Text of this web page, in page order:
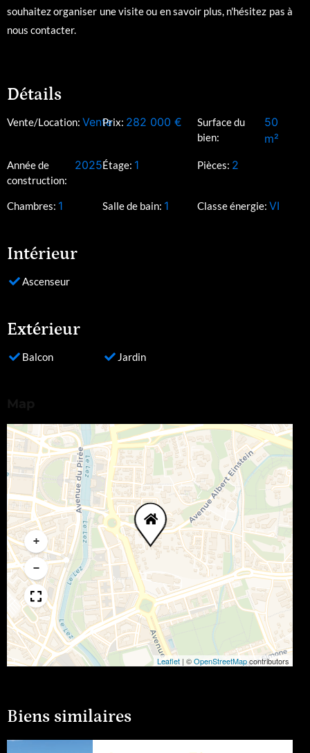
souhaitez organiser une visite ou en savoir plus, n'hésitez pas à
nous contacter.
Détails
Vente/Location: VentePrix: 282 000 €
Surface du
bien:
50
m²
Année de
construction:
2025Étage: 1 Pièces: 2
Chambres: 1 Salle de bain: 1 Classe énergie: VI
Intérieur
Ascenseur
Extérieur
Balcon Jardin
+
−
Leaflet | ©OpenStreetMapcontributors
Biens similaires